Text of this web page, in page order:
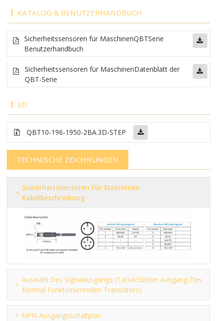
KATALOG & BENUTZERHANDBUCH
Sicherheitssensoren für MaschinenQBTSerie
Benutzerhandbuch
Sicherheitssensoren für MaschinenDatenblatt der
QBT-Serie
3D
QBT10-196-1950-2BA.3D-STEP
TECHNISCHE ZEICHNUNGEN
Sicherheitssensoren Für Maschinen
Kabelbeschreibung
Auswahl Des Signalausgangs (tatsächlicher Ausgang Des
Normal Funktionierenden Transistors)
NPN-Ausgangsschaltplan